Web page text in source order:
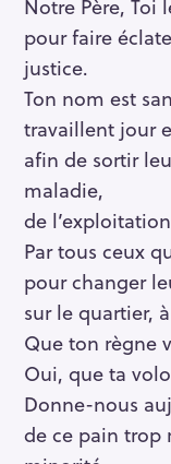
Notre Père,
pour faire
justice.
Ton nom est
travaillent jour
afin de sortir
maladie,
de
Par tous ceux
pour changer
sur le quartier,
Que ton règne
Oui, que ta
Donne-nous
de ce pain trop